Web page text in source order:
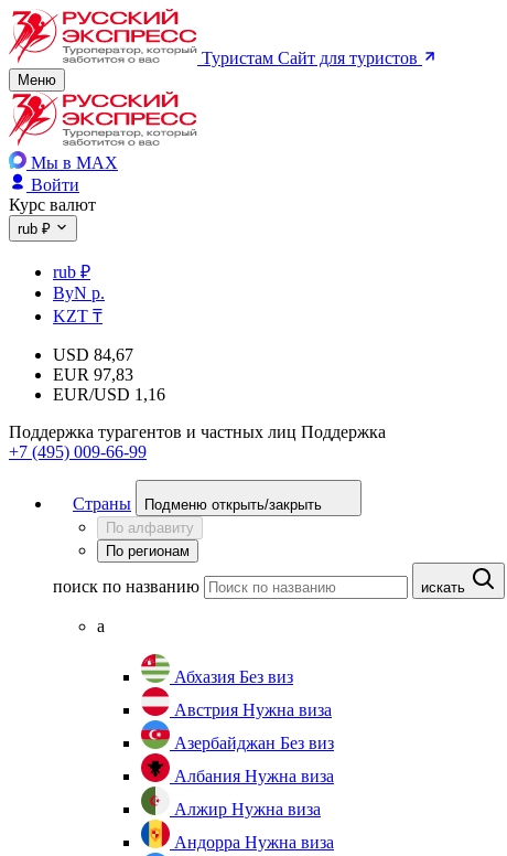
Туристам Сайт для туристов
Меню
Мы в MAX
Войти
Курс валют
rub ₽
rub ₽
ByN р.
KZT ₸
USD 84,67
EUR 97,83
EUR/USD 1,16
Поддержка турагентов и частных лиц Поддержка
+7 (495) 009-66-99
Страны
Подменю открыть/закрыть
По алфавиту
По регионам
поиск по названию искать
а
Абхазия Без виз
Австрия Нужна виза
Азербайджан Без виз
Албания Нужна виза
Алжир Нужна виза
Андорра Нужна виза